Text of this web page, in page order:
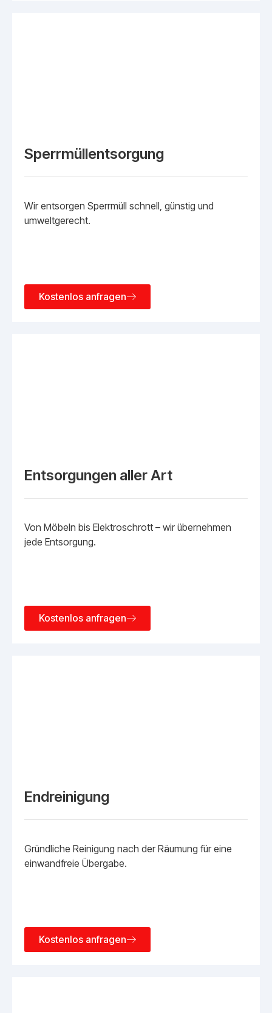
Sperrmüllentsorgung
Wir entsorgen Sperrmüll schnell, günstig und
umweltgerecht.
Kostenlos anfragen
Entsorgungen aller Art
Von Möbeln bis Elektroschrott – wir übernehmen
jede Entsorgung.
Kostenlos anfragen
Endreinigung
Gründliche Reinigung nach der Räumung für eine
einwandfreie Übergabe.
Kostenlos anfragen